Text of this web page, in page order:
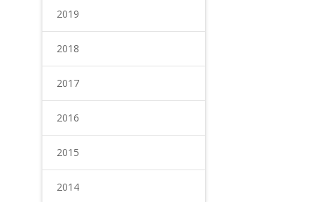
2019
2018
2017
2016
2015
2014